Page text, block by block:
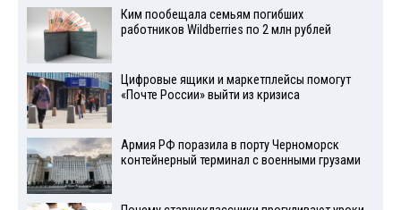
Ким пообещала семьям погибших
работников Wildberries по 2 млн рублей
Цифровые ящики и маркетплейсы помогут
«Почте России» выйти из кризиса
Армия РФ поразила в порту Черноморск
контейнерный терминал с военными грузами